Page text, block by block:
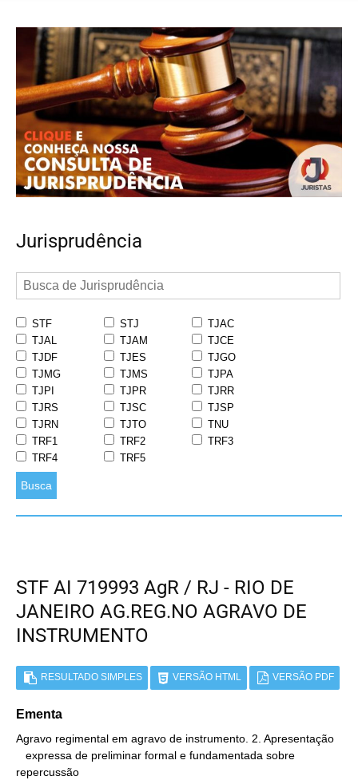
Jurisprudência
STF STJ
TJAC
TJAL
TJAM
TJCE
TJDF
TJES
TJGO
TJMG
TJMS
TJPA
TJPI
TJPR
TJRR
TJRS
TJSC
TJSP
TJRN
TJTO
TNU
TRF1
TRF2
TRF3
TRF4
TRF5
Busca
STF AI 719993 AgR / RJ - RIO DE
JANEIRO AG.REG.NO AGRAVO DE
INSTRUMENTO
RESULTADO SIMPLES VERSÃO HTML VERSÃO PDF
Ementa
Agravo regimental em agravo de instrumento. 2. Apresentação
repercussão